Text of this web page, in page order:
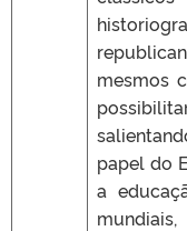
mesmos
papel do
a